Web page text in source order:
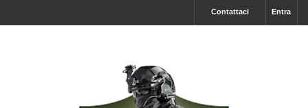
Entra
Contattaci